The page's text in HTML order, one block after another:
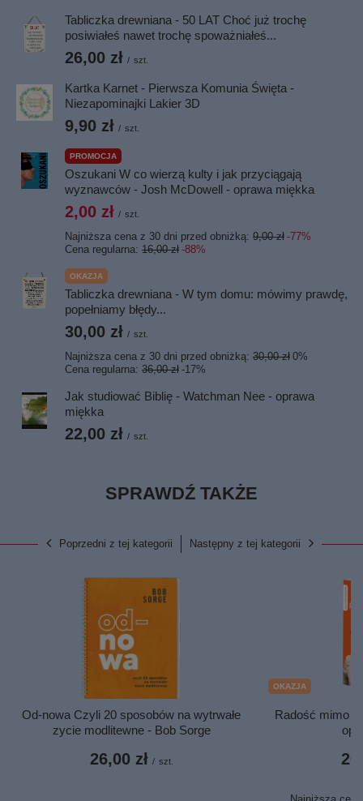
Tabliczka drewniana - 50 LAT Choć już trochę
posiwiałeś nawet trochę spoważniałeś...
26,00 zł / szt.
Kartka Karnet - Pierwsza Komunia Święta -
Niezapominajki Lakier 3D
9,90 zł / szt.
PROMOCJA
Oszukani W co wierzą kulty i jak przyciągają
wyznawców - Josh McDowell - oprawa miękka
2,00 zł / szt.
Najniższa cena z 30 dni przed obniżką: 9,00 zł -77%
Cena regularna: 16,00 zł -88%
OKAZJA
Tabliczka drewniana - W tym domu: mówimy prawdę,
popełniamy błędy...
30,00 zł / szt.
Najniższa cena z 30 dni przed obniżką: 30,00 zł 0%
Cena regularna: 36,00 zł -17%
Jak studiować Biblię - Watchman Nee - oprawa
miękka
22,00 zł / szt.
SPRAWDŹ TAKŻE
Poprzedni z tej kategorii Następny z tej kategorii
Od-nowa Czyli 20 sposobów na wytrwałe
zycie modlitewne - Bob Sorge
26,00 zł / szt.
OKAZJA
Radość mimo